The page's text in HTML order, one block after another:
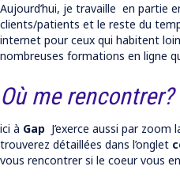
Aujourd’hui, je travaille en partie
clients/patients et le reste du
internet pour ceux qui habitent
nombreuses formations en ligne
Où me rencontrer?
ici à Gap J’exerce aussi par
trouverez détaillées dans l’onglet
vous rencontrer si le coeur vous